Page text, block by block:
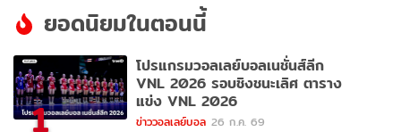
ยอดนิยมในตอนนี้
1
โปรแกรมวอลเลย์บอลเนชั่นส์ลีก
VNL 2026 รอบชิงชนะเลิศ ตาราง
แข่ง VNL 2026
ข่าววอลเลย์บอล 26 ก.ค. 69